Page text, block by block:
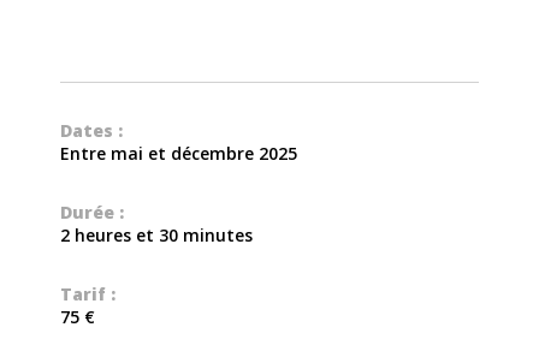
Dates :
Entre mai et décembre 2025
Durée :
2 heures et 30 minutes
Tarif :
75 €